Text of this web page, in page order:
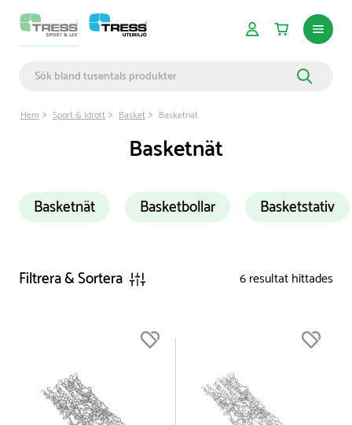
Hem Sport & Idrott Basket Basketnät
Basketnät
Basketnät Basketbollar Basketstativ
Filtrera & Sortera 6resultat hittades